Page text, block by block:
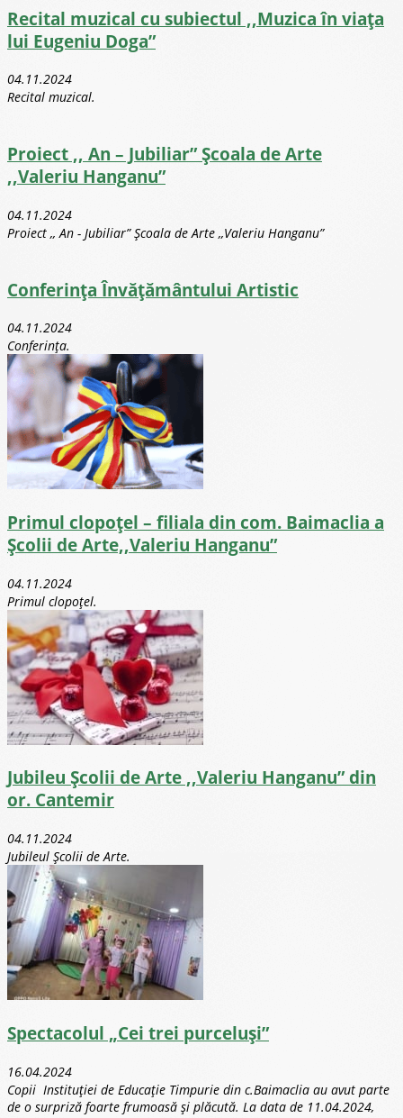
Recital muzical cu subiectul ,,Muzica în viața
lui Eugeniu Doga”
04.11.2024
Recital muzical.
Proiect ,, An – Jubiliar” Școala de Arte
,,Valeriu Hanganu”
04.11.2024
Proiect ,, An - Jubiliar” Școala de Arte ,,Valeriu Hanganu”
Conferința Învățământului Artistic
04.11.2024
Conferința.
Primul clopoțel – filiala din com. Baimaclia a
Școlii de Arte,,Valeriu Hanganu”
04.11.2024
Primul clopoțel.
Jubileu Școlii de Arte ,,Valeriu Hanganu” din
or. Cantemir
04.11.2024
Jubileul Școlii de Arte.
Spectacolul „Cei trei purceluși”
16.04.2024
Copii Instituției de Educație Timpurie din c.Baimaclia au avut parte
de o surpriză foarte frumoasă și plăcută. La data de 11.04.2024,